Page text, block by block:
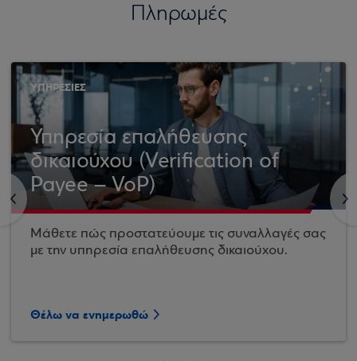
Πληρωμές
<
ΥΠΗΡΕΣΙΕΣ
Υπηρεσία επαλήθευσης
δικαιούχου (Verification of
Payee – VoP)
Μάθετε πώς προστατεύουμε τις συναλλαγές σας
με την υπηρεσία επαλήθευσης δικαιούχου.
Θέλω να ενημερωθώ
>